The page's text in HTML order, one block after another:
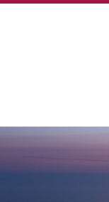
Headerbilder